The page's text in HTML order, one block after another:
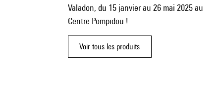
Valadon, du 15 janvier au 26 mai 2025 au
Centre Pompidou !
Voir tous les produits